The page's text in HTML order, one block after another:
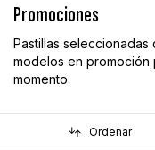
Promociones
Pastillas
modelos en promoción
momento.
Ordenar